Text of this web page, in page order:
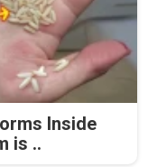
Inside
is ..